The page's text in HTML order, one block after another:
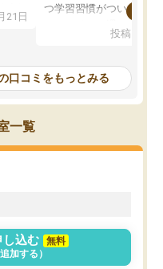
し
気
上の
験ま
な
21日
つ学習習慣がついてきま
指導が無い日も予定表
問できるのでとても助か
投稿日：
口コミをもっとみる
一覧
し込む
無料
加する）